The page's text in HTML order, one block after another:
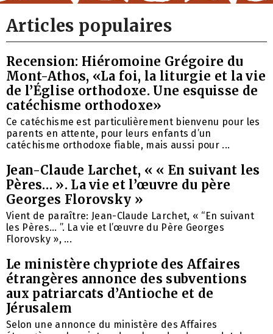
Articles populaires
Recension: Hiéromoine Grégoire du
Mont-Athos, «La foi, la liturgie et la vie
de l’Église orthodoxe. Une esquisse de
catéchisme orthodoxe»
Ce catéchisme est particulièrement bienvenu pour les
parents en attente, pour leurs enfants d’un
catéchisme orthodoxe fiable, mais aussi pour ...
Jean-Claude Larchet, « « En suivant les
Pères… ». La vie et l’œuvre du père
Georges Florovsky »
Vient de paraître: Jean-Claude Larchet, « “En suivant
les Pères… ”. La vie et l’œuvre du Père Georges
Florovsky », ...
Le ministère chypriote des Affaires
étrangères annonce des subventions
aux patriarcats d’Antioche et de
Jérusalem
Selon une annonce du ministère des Affaires